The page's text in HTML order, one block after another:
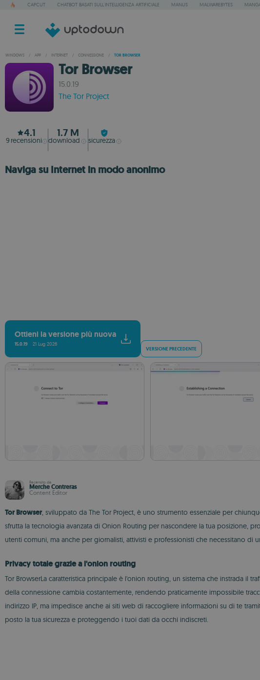
CAPCUT CHATBOT BASATI SULL'INTELLIGENZA ARTIFICIALE MANUS MALWAREBYTES
WINDOWS / APP / INTERNET / CONNESSIONE / TOR BROWSER
Tor Browser
15.0.19
The Tor Project
4.1
9 recensioni
1.7 M
download sicurezza
Naviga su Internet in modo anonimo
Ottieni la versione più nuova
15.0.19 21 Lug 2026
VERSIONE PRECEDENTE
Recensito da
Merche Contreras
Content Editor
Tor Browser, sviluppato da The Tor Project, è uno strumento essenziale per
sfrutta la tecnologia avanzata di Onion Routing per nascondere la tua posizione,
utenti comuni, ma anche per giornalisti, attivisti e professionisti che necessitano di
Privacy totale grazie a l'onion routing
Tor BrowserLa caratteristica principale è l'onion routing, un sistema che instrada
della connessione cambia costantemente, rendendo praticamente impossibile
indirizzo IP, ma impedisce anche ai siti web di raccogliere informazioni su di te
posto la tua sicurezza e proteggendo i tuoi dati da occhi indiscreti.